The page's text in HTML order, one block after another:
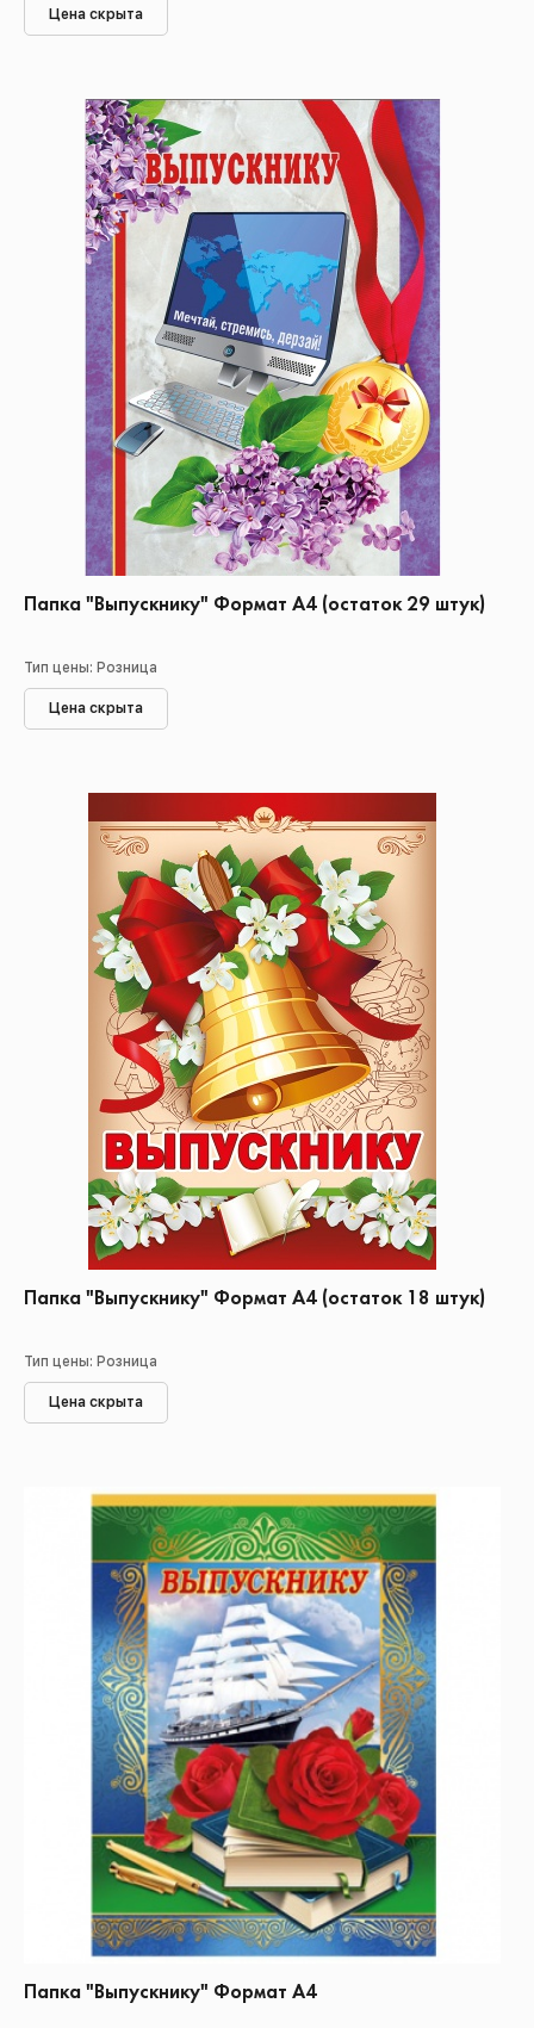
Цена скрыта
Папка "Выпускнику" Формат А4 (остаток 29 штук)
Тип цены: Розница
Цена скрыта
Папка "Выпускнику" Формат А4 (остаток 18 штук)
Тип цены: Розница
Цена скрыта
Папка "Выпускнику" Формат А4